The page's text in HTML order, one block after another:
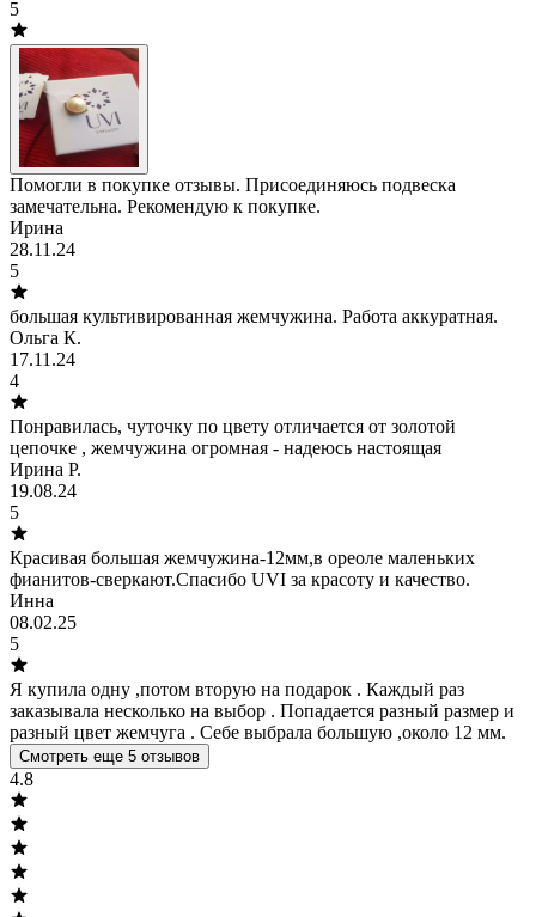
5
Помогли в покупке отзывы. Присоединяюсь подвеска
замечательна. Рекомендую к покупке.
Ирина
28.11.24
5
большая культивированная жемчужина. Работа аккуратная.
Ольга К.
17.11.24
4
Понравилась, чуточку по цвету отличается от золотой
цепочке , жемчужина огромная - надеюсь настоящая
Ирина Р.
19.08.24
5
Красивая большая жемчужина-12мм,в ореоле маленьких
фианитов-сверкают.Спасибо UVI за красоту и качество.
Инна
08.02.25
5
Я купила одну ,потом вторую на подарок . Каждый раз
заказывала несколько на выбор . Попадается разный размер и
разный цвет жемчуга . Себе выбрала большую ,около 12 мм.
Смотреть еще 5 отзывов
4.8